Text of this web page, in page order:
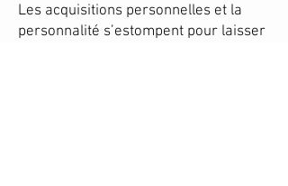
Les acquisitions personnelles et la
personnalité s’estompent pour laisser